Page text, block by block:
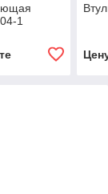
1